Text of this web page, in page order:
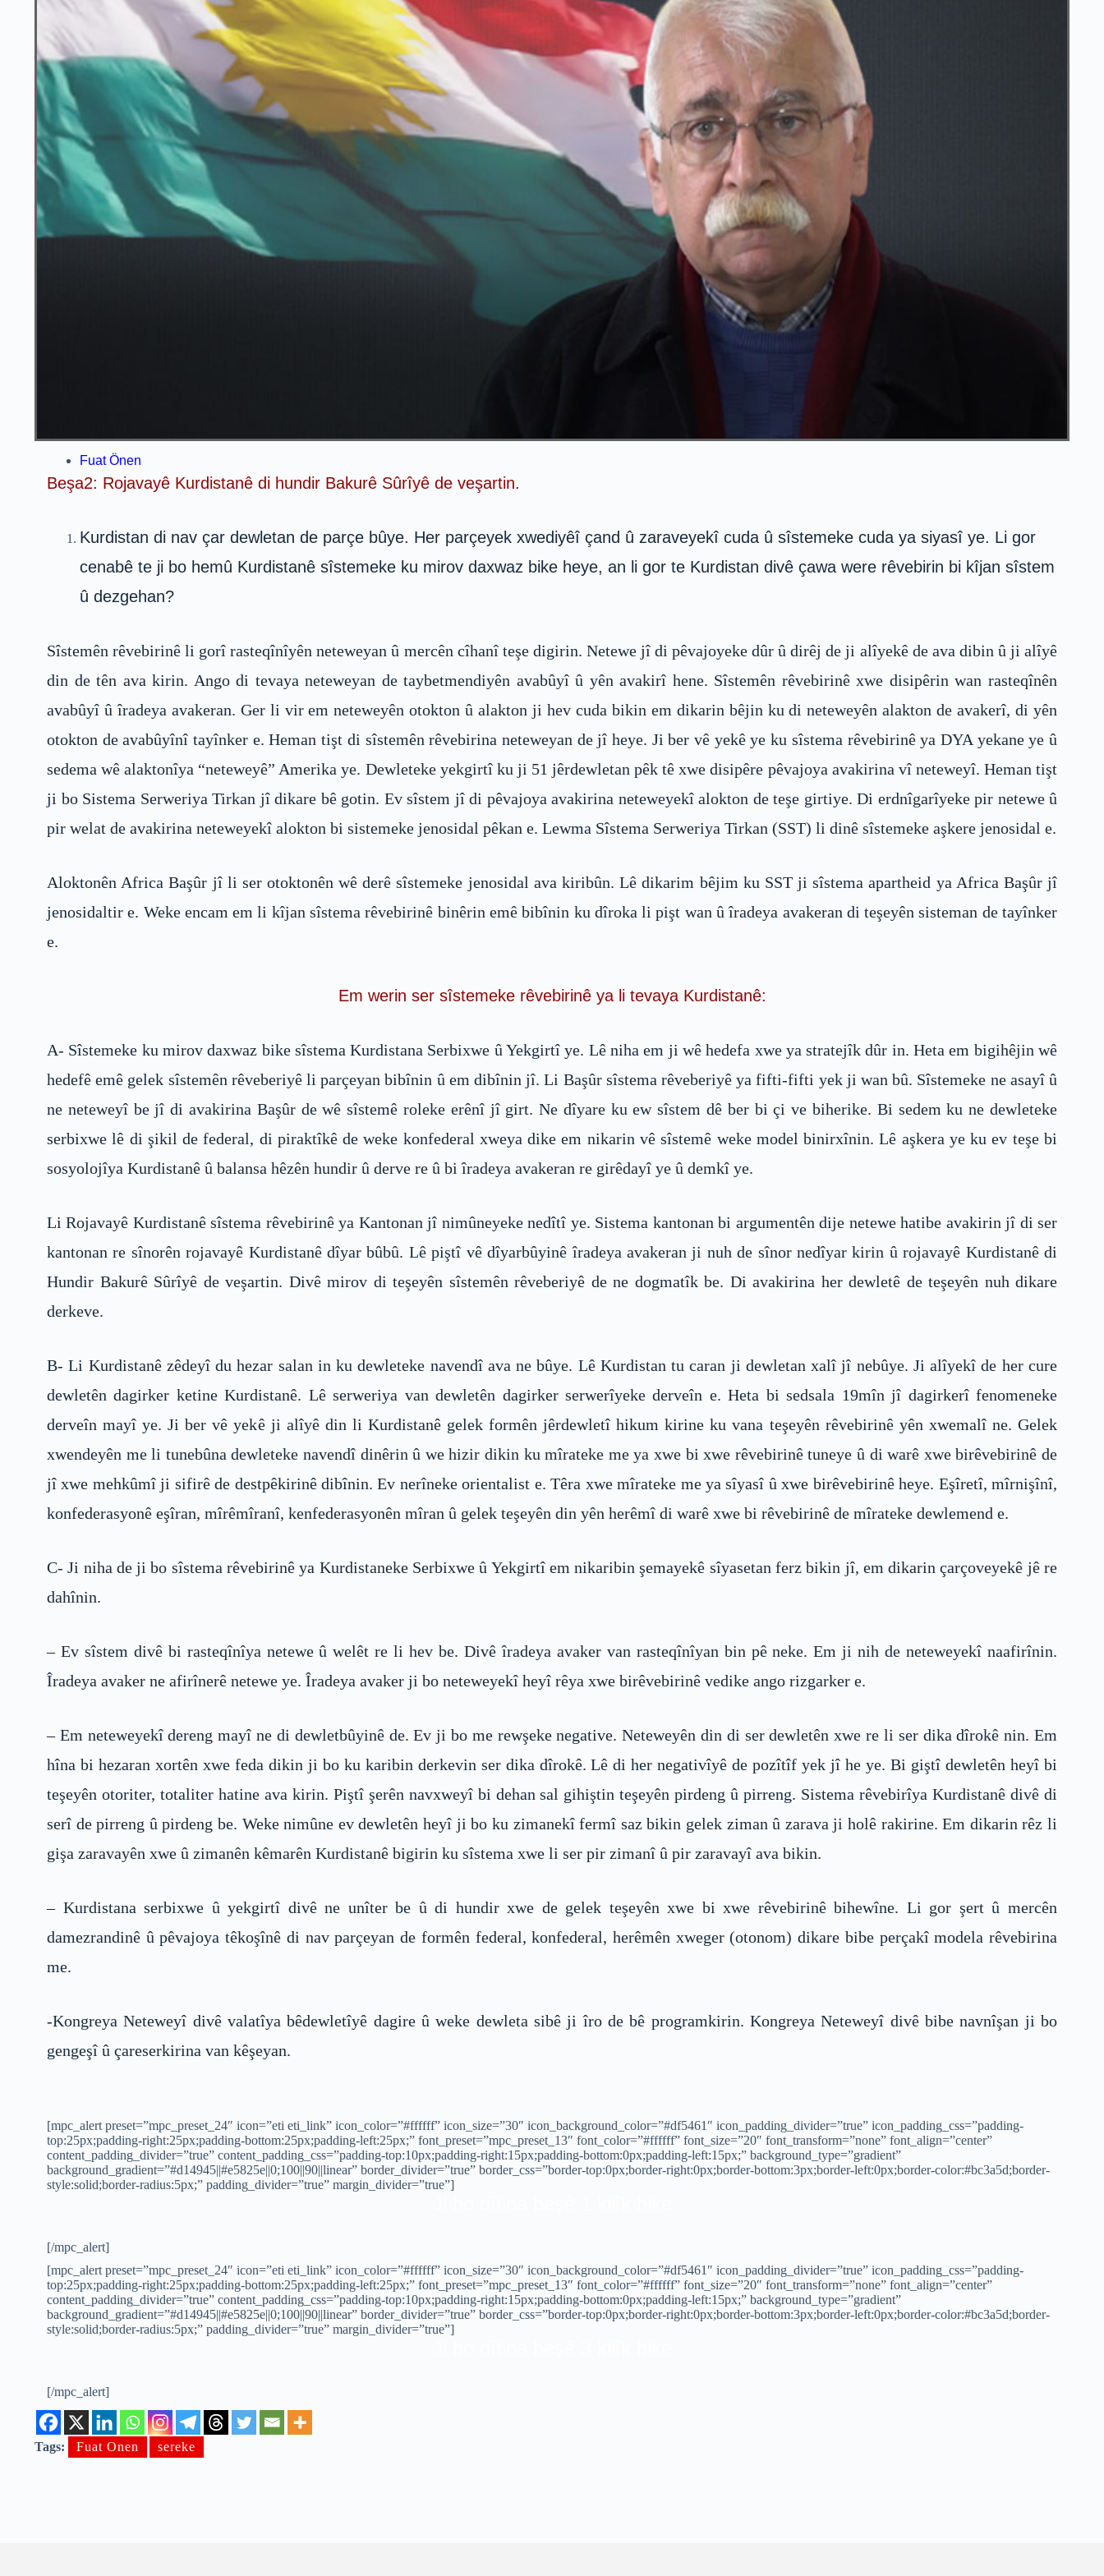
Fuat Önen
Beşa2: Rojavayê Kurdistanê di hundir Bakurê Sûrîyê de veşartin.
Kurdistan di nav çar dewletan de parçe bûye. Her parçeyek xwediyêî çand û zaraveyekî cuda û sîstemeke cuda ya siyasî ye. Li gor
cenabê te ji bo hemû Kurdistanê sîstemeke ku mirov daxwaz bike heye, an li gor te Kurdistan divê çawa were rêvebirin bi kîjan sîstem
û dezgehan?
Sîstemên rêvebirinê li gorî rasteqînîyên neteweyan û mercên cîhanî teşe digirin. Netewe jî di pêvajoyeke dûr û dirêj de ji alîyekê de ava dibin û ji alîyê
din de tên ava kirin. Ango di tevaya neteweyan de taybetmendiyên avabûyî û yên avakirî hene. Sîstemên rêvebirinê xwe disipêrin wan rasteqînên
avabûyî û îradeya avakeran. Ger li vir em neteweyên otokton û alakton ji hev cuda bikin em dikarin bêjin ku di neteweyên alakton de avakerî, di yên
otokton de avabûyînî tayînker e. Heman tişt di sîstemên rêvebirina neteweyan de jî heye. Ji ber vê yekê ye ku sîstema rêvebirinê ya DYA yekane ye û
sedema wê alaktonîya “neteweyê” Amerika ye. Dewleteke yekgirtî ku ji 51 jêrdewletan pêk tê xwe disipêre pêvajoya avakirina vî neteweyî. Heman tişt
ji bo Sistema Serweriya Tirkan jî dikare bê gotin. Ev sîstem jî di pêvajoya avakirina neteweyekî alokton de teşe girtiye. Di erdnîgarîyeke pir netewe û
pir welat de avakirina neteweyekî alokton bi sistemeke jenosidal pêkan e. Lewma Sîstema Serweriya Tirkan (SST) li dinê sîstemeke aşkere jenosidal e.
Aloktonên Africa Başûr jî li ser otoktonên wê derê sîstemeke jenosidal ava kiribûn. Lê dikarim bêjim ku SST ji sîstema apartheid ya Africa Başûr jî
jenosidaltir e. Weke encam em li kîjan sîstema rêvebirinê binêrin emê bibînin ku dîroka li pişt wan û îradeya avakeran di teşeyên sisteman de tayînker
e.
Em werin ser sîstemeke rêvebirinê ya li tevaya Kurdistanê:
A- Sîstemeke ku mirov daxwaz bike sîstema Kurdistana Serbixwe û Yekgirtî ye. Lê niha em ji wê hedefa xwe ya stratejîk dûr in. Heta em bigihêjin wê
hedefê emê gelek sîstemên rêveberiyê li parçeyan bibînin û em dibînin jî. Li Başûr sîstema rêveberiyê ya fifti-fifti yek ji wan bû. Sîstemeke ne asayî û
ne neteweyî be jî di avakirina Başûr de wê sîstemê roleke erênî jî girt. Ne dîyare ku ew sîstem dê ber bi çi ve biherike. Bi sedem ku ne dewleteke
serbixwe lê di şikil de federal, di piraktîkê de weke konfederal xweya dike em nikarin vê sîstemê weke model binirxînin. Lê aşkera ye ku ev teşe bi
sosyolojîya Kurdistanê û balansa hêzên hundir û derve re û bi îradeya avakeran re girêdayî ye û demkî ye.
Li Rojavayê Kurdistanê sîstema rêvebirinê ya Kantonan jî nimûneyeke nedîtî ye. Sistema kantonan bi argumentên dije netewe hatibe avakirin jî di ser
kantonan re sînorên rojavayê Kurdistanê dîyar bûbû. Lê piştî vê dîyarbûyinê îradeya avakeran ji nuh de sînor nedîyar kirin û rojavayê Kurdistanê di
Hundir Bakurê Sûrîyê de veşartin. Divê mirov di teşeyên sîstemên rêveberiyê de ne dogmatîk be. Di avakirina her dewletê de teşeyên nuh dikare
derkeve.
B- Li Kurdistanê zêdeyî du hezar salan in ku dewleteke navendî ava ne bûye. Lê Kurdistan tu caran ji dewletan xalî jî nebûye. Ji alîyekî de her cure
dewletên dagirker ketine Kurdistanê. Lê serweriya van dewletên dagirker serwerîyeke derveîn e. Heta bi sedsala 19mîn jî dagirkerî fenomeneke
derveîn mayî ye. Ji ber vê yekê ji alîyê din li Kurdistanê gelek formên jêrdewletî hikum kirine ku vana teşeyên rêvebirinê yên xwemalî ne. Gelek
xwendeyên me li tunebûna dewleteke navendî dinêrin û we hizir dikin ku mîrateke me ya xwe bi xwe rêvebirinê tuneye û di warê xwe birêvebirinê de
jî xwe mehkûmî ji sifirê de destpêkirinê dibînin. Ev nerîneke orientalist e. Têra xwe mîrateke me ya sîyasî û xwe birêvebirinê heye. Eşîretî, mîrnişînî,
konfederasyonê eşîran, mîrêmîranî, kenfederasyonên mîran û gelek teşeyên din yên herêmî di warê xwe bi rêvebirinê de mîrateke dewlemend e.
C- Ji niha de ji bo sîstema rêvebirinê ya Kurdistaneke Serbixwe û Yekgirtî em nikaribin şemayekê sîyasetan ferz bikin jî, em dikarin çarçoveyekê jê re
dahînin.
– Ev sîstem divê bi rasteqînîya netewe û welêt re li hev be. Divê îradeya avaker van rasteqînîyan bin pê neke. Em ji nih de neteweyekî naafirînin.
Îradeya avaker ne afirînerê netewe ye. Îradeya avaker ji bo neteweyekî heyî rêya xwe birêvebirinê vedike ango rizgarker e.
– Em neteweyekî dereng mayî ne di dewletbûyinê de. Ev ji bo me rewşeke negative. Neteweyên din di ser dewletên xwe re li ser dika dîrokê nin. Em
hîna bi hezaran xortên xwe feda dikin ji bo ku karibin derkevin ser dika dîrokê. Lê di her negativîyê de pozîtîf yek jî he ye. Bi giştî dewletên heyî bi
teşeyên otoriter, totaliter hatine ava kirin. Piştî şerên navxweyî bi dehan sal gihiştin teşeyên pirdeng û pirreng. Sistema rêvebirîya Kurdistanê divê di
serî de pirreng û pirdeng be. Weke nimûne ev dewletên heyî ji bo ku zimanekî fermî saz bikin gelek ziman û zarava ji holê rakirine. Em dikarin rêz li
gişa zaravayên xwe û zimanên kêmarên Kurdistanê bigirin ku sîstema xwe li ser pir zimanî û pir zaravayî ava bikin.
– Kurdistana serbixwe û yekgirtî divê ne unîter be û di hundir xwe de gelek teşeyên xwe bi xwe rêvebirinê bihewîne. Li gor şert û mercên
damezrandinê û pêvajoya têkoşînê di nav parçeyan de formên federal, konfederal, herêmên xweger (otonom) dikare bibe perçakî modela rêvebirina
me.
-Kongreya Neteweyî divê valatîya bêdewletîyê dagire û weke dewleta sibê ji îro de bê programkirin. Kongreya Neteweyî divê bibe navnîşan ji bo
gengeşî û çareserkirina van kêşeyan.
[mpc_alert preset=”mpc_preset_24″ icon=”eti eti_link” icon_color=”#ffffff” icon_size=”30″ icon_background_color=”#df5461″ icon_padding_divider=”true” icon_padding_css=”padding-
top:25px;padding-right:25px;padding-bottom:25px;padding-left:25px;” font_preset=”mpc_preset_13″ font_color=”#ffffff” font_size=”20″ font_transform=”none” font_align=”center”
content_padding_divider=”true” content_padding_css=”padding-top:10px;padding-right:15px;padding-bottom:0px;padding-left:15px;” background_type=”gradient”
background_gradient=”#d14945||#e5825e||0;100||90||linear” border_divider=”true” border_css=”border-top:0px;border-right:0px;border-bottom:3px;border-left:0px;border-color:#bc3a5d;border-
style:solid;border-radius:5px;” padding_divider=”true” margin_divider=”true”]
[/mpc_alert]
[mpc_alert preset=”mpc_preset_24″ icon=”eti eti_link” icon_color=”#ffffff” icon_size=”30″ icon_background_color=”#df5461″ icon_padding_divider=”true” icon_padding_css=”padding-
top:25px;padding-right:25px;padding-bottom:25px;padding-left:25px;” font_preset=”mpc_preset_13″ font_color=”#ffffff” font_size=”20″ font_transform=”none” font_align=”center”
content_padding_divider=”true” content_padding_css=”padding-top:10px;padding-right:15px;padding-bottom:0px;padding-left:15px;” background_type=”gradient”
background_gradient=”#d14945||#e5825e||0;100||90||linear” border_divider=”true” border_css=”border-top:0px;border-right:0px;border-bottom:3px;border-left:0px;border-color:#bc3a5d;border-
style:solid;border-radius:5px;” padding_divider=”true” margin_divider=”true”]
[/mpc_alert]
Tags: Fuat Onen sereke